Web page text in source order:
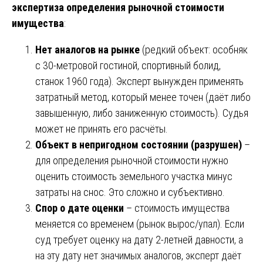
экспертиза определения рыночной стоимости
имущества:
Нет аналогов на рынке (редкий объект: особняк
с 30-метровой гостиной, спортивный болид,
станок 1960 года). Эксперт вынужден применять
затратный метод, который менее точен (даёт либо
завышенную, либо заниженную стоимость). Судья
может не принять его расчёты.
Объект в непригодном состоянии (разрушен) –
для определения рыночной стоимости нужно
оценить стоимость земельного участка минус
затраты на снос. Это сложно и субъективно.
Спор о дате оценки – стоимость имущества
меняется со временем (рынок вырос/упал). Если
суд требует оценку на дату 2-летней давности, а
на эту дату нет значимых аналогов, эксперт даёт